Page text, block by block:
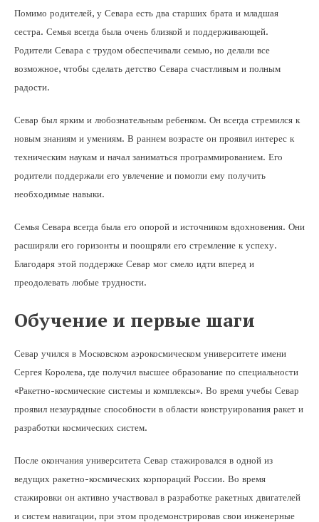
Помимо родителей, у Севара есть два старших брата и младшая
сестра. Семья всегда была очень близкой и поддерживающей.
Родители Севара с трудом обеспечивали семью, но делали все
возможное, чтобы сделать детство Севара счастливым и полным
радости.
Севар был ярким и любознательным ребенком. Он всегда стремился к
новым знаниям и умениям. В раннем возрасте он проявил интерес к
техническим наукам и начал заниматься программированием. Его
родители поддержали его увлечение и помогли ему получить
необходимые навыки.
Семья Севара всегда была его опорой и источником вдохновения. Они
расширяли его горизонты и поощряли его стремление к успеху.
Благодаря этой поддержке Севар мог смело идти вперед и
преодолевать любые трудности.
Обучение и первые шаги
Севар учился в Московском аэрокосмическом университете имени
Сергея Королева, где получил высшее образование по специальности
«Ракетно-космические системы и комплексы». Во время учебы Севар
проявил незаурядные способности в области конструирования ракет и
разработки космических систем.
После окончания университета Севар стажировался в одной из
ведущих ракетно-космических корпораций России. Во время
стажировки он активно участвовал в разработке ракетных двигателей
и систем навигации, при этом продемонстрировав свои инженерные